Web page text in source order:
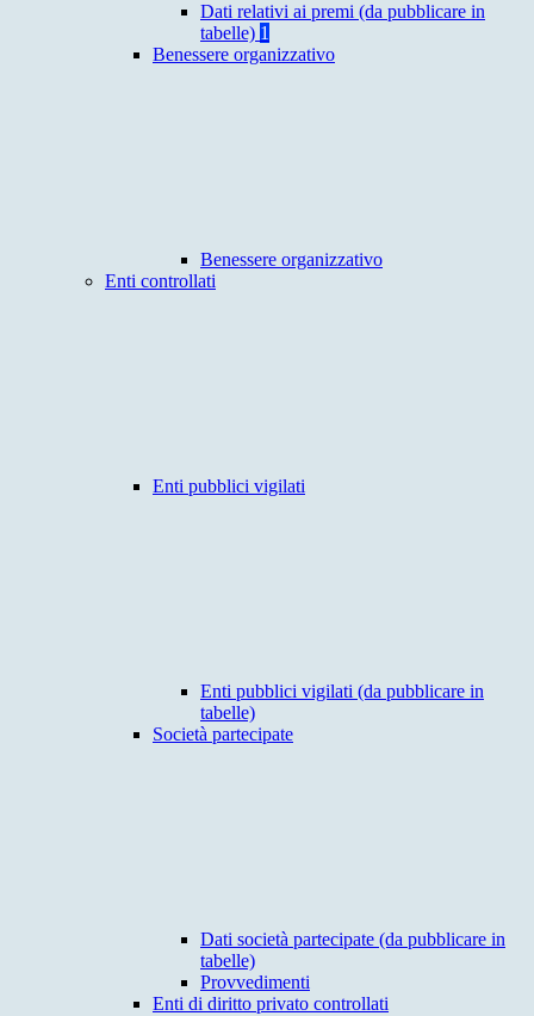
Dati relativi ai premi (da pubblicare in
tabelle) 1
Benessere organizzativo
Benessere organizzativo
Enti controllati
Enti pubblici vigilati
Enti pubblici vigilati (da pubblicare in
tabelle)
Società partecipate
Dati società partecipate (da pubblicare in
tabelle)
Provvedimenti
Enti di diritto privato controllati